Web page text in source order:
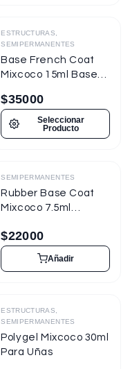
Destacado
ESTRUCTURAS,
SEMIPERMANENTES
Base French Coat
Mixcoco 15ml Base
$35000
Seleccionar
Producto
Destacado
SEMIPERMANENTES
Rubber Base Coat
Mixcoco 7.5ml
para Uñas
$22000
Añadir
Destacado
ESTRUCTURAS,
SEMIPERMANENTES
Polygel Mixcoco 30ml
Para Uñas